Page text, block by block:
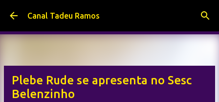
Pular para o conteúdo principal
Canal Tadeu Ramos
Plebe Rude se apresenta no Sesc
Belenzinho